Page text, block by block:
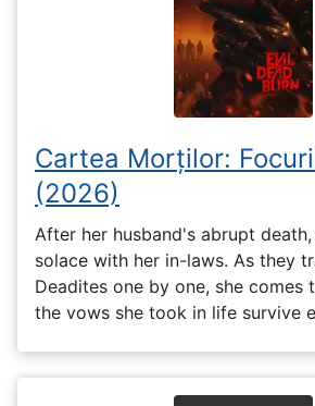
Cartea Morților:
(2026)
After her husband's abrupt
solace with her in-laws. As they
Deadites one by one, she comes
the vows she took in life survive